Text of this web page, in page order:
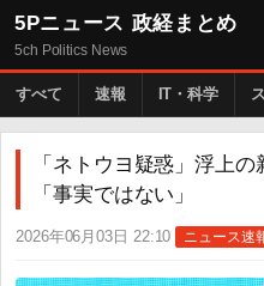
5Pニュース 政経まとめ
5ch Politics News
すべて 速報 IT・科学
「ネトウヨ疑惑」浮上
「事実ではない」
2026年06月03日 22:10 ニュース速